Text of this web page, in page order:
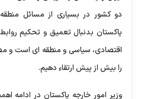
دو کشور در بسیاری از مسائل
پاکستان بدنبال تعمیق و تحکیم
اقتصادی، سیاسی و منطقه ای است
را بیش از پیش ارتقاء دهیم.
وزیر امور خارجه پاکستان در ادامه